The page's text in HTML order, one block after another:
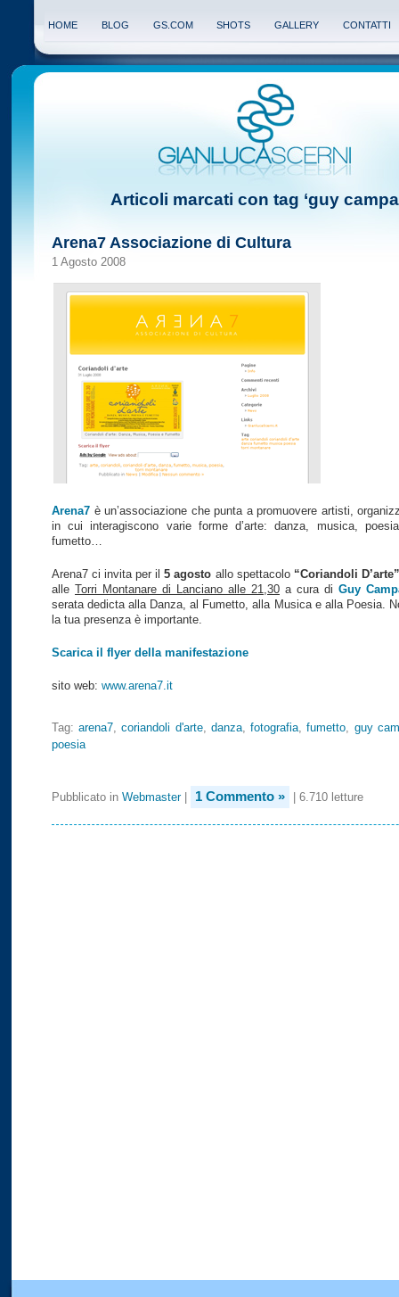
HOME BLOG GS.COM SHOTS GALLERY CONTATTI
Articoli marcati con tag ‘guy
Arena7 Associazione di Cultura
1 Agosto 2008
Arena7 è un’associazione che punta a promuovere artisti,
in cui interagiscono varie forme d’arte: danza, musica,
fumetto…
Arena7 ci invita per il5 agosto allo spettacolo “Coriandoli D’arte”
alle Torri Montanare di Lanciano alle 21,30 a cura di Guy
serata dedicta alla Danza, al Fumetto, alla Musica e alla Poesia.
la tua presenza è importante.
Scarica il flyer della manifestazione
sito web: www.arena7.it
Tag:arena7 ,coriandoli d'arte, danza,fotografia ,fumetto
guy
poesia
Pubblicato in Webmaster| 1 Commento » | 6.710 letture